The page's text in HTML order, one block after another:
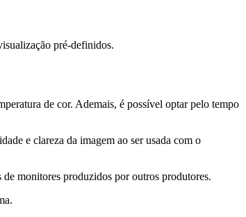
pré-definidos.
de cor. Ademais, é possível optar pelo tempo
e clareza da imagem ao ser usada com o
monitores produzidos por outros produtores.